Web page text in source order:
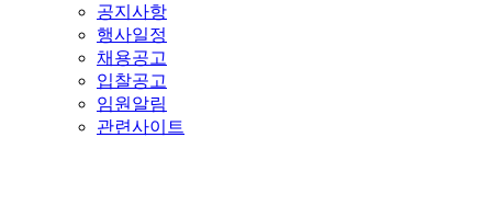
공지사항
행사일정
채용공고
입찰공고
임원알림
관련사이트